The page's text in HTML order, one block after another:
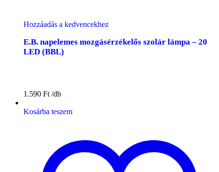
Hozzáadás a kedvencekhez
E.B. napelemes mozgásérzékelős szolár lámpa – 20
LED (BBL)
1.590 Ft
Kosárba teszem